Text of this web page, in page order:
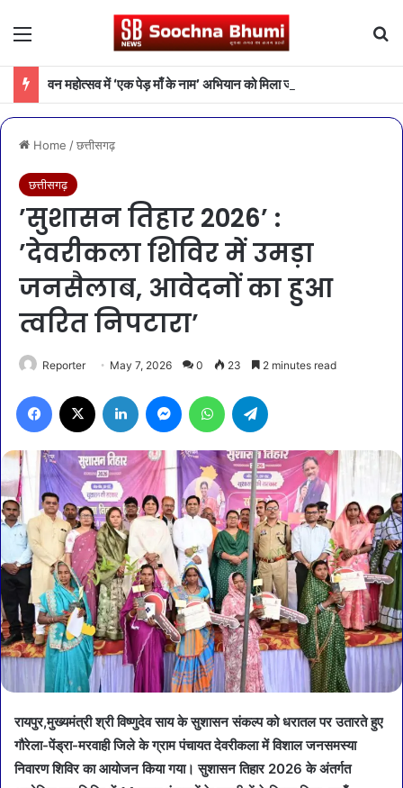
Menu
वन महोत्सव में ‘एक पेड़ माँ के नाम’ अभियान को मिला जनसमर्थन
Home /छत्तीसगढ़
छत्तीसगढ़
’सुशासन तिहार 2026’ :
’देवरीकला शिविर में उमड़ा
जनसैलाब, आवेदनों का हुआ
त्वरित निपटारा’
Reporter May 7, 2026 0 23 2 minutes read
Facebook LinkedIn MessengerWhatsApp
रायपुर,मुख्यमंत्री श्री विष्णुदेव साय के सुशासन संकल्प को धरातल पर उतारते हुए
गौरेला-पेंड्रा-मरवाही जिले के ग्राम पंचायत देवरीकला में विशाल जनसमस्या
निवारण शिविर का आयोजन किया गया। सुशासन तिहार 2026 के अंतर्गत